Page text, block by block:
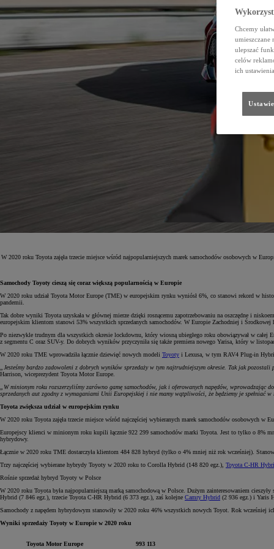
W 2020 roku Toyota zajęła trzecie miejsce wśród najpopularniejszych marek samochodów osobowych w
Samochody Toyoty cieszą się coraz większą popularnością w Europie
W 2020 roku udział Toyota Motor Europe (TME) w europejskim rynku wyniósł 6%, co stanowi rekord w
pandemii.
Tak dobre wyniki Toyota uzyskała w głównej mierze dzięki rosnącemu zapotrzebowaniu na oszczędne i
europejskim klientom stanowi 53% wszystkich sprzedanych samochodów. W Europie Zachodniej i
Po niezwykle trudnym dla wszystkich okresie lockdownu, który wiosną ubiegłego roku obowiązywał w
z segmentu C oraz SUV-y. Do dobrych wyników przyczyniła się także premiera nowego Yarisa, który w
W 2020 roku TME wprowadziła łącznie dziewięć nowych modeli Toyoty i Lexusa, w tym RAV4 Plug-in
„Jesteśmy bardzo zadowoleni z dobrych wyników sprzedaży w tym najtrudniejszym okresie. Tak jak
Harrison, wiceprezydent Toyota Motor Europe.
„W minionym roku rozszerzyliśmy zarówno gamę samochodów, jak i oferowanych napędów, wprowadzając
sprzedanych aut zgodny z wymaganiami Unii Europejskiej i nie mamy wątpliwości, że będziemy je spełniać w
Toyota zwiększa udział w europejskim rynku
W 2020 roku Toyota zajęła trzecie miejsce wśród najczęściej wybieranych marek samochodów osobowych w
Europejscy klienci w minionym roku kupili łącznie 922 299 samochodów marki Toyota. Jest to tylko o 8%
hybrydowy.
Łącznie w 2020 roku TME dostarczyła klientom 484 828 hybryd (tylko o 4% mniej niż rok wcześniej).
Trzy najczęściej wybierane hybrydy Toyoty w 2020 roku to Corolla Hybrid (148 820 egz.), Toyota C-HR
Rośnie sprzedaż hybryd Toyoty w Polsce
W 2020 roku Toyota była najpopularniejszą marką samochodową w Polsce. Dużym zainteresowaniem
Hybrid (7 846 egz.), trzecie Toyota C-HR Hybrid (6 373 egz.), zaś kolejne Camry Hybrid (2 936 egz.) i Yaris
Samochody z napędem hybrydowym stanowiły w 2020 roku 46% wszystkich nowych Toyot. Rok wcześniej
Wyniki sprzedaży Toyoty w Europie w 2020 roku
Toyota Motor Europe 993 113
Chcemy
ulepszać
celów
ich